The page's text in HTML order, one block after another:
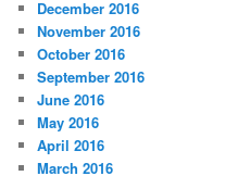
December 2016
November 2016
October 2016
September 2016
June 2016
May 2016
April 2016
March 2016